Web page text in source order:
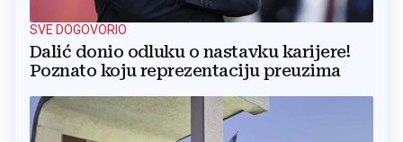
SVE DOGOVORIO
Dalić donio odluku o nastavku karijere!
Poznato koju reprezentaciju preuzima